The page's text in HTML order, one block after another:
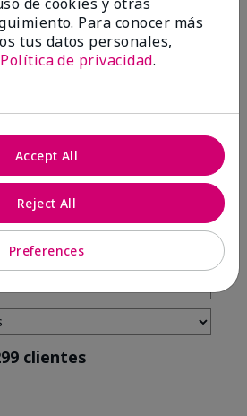
7
3
De Piel
clientes
Para conocer más
tus datos personales,
Política de privacidad.
Preferences
Reject All
Accept All